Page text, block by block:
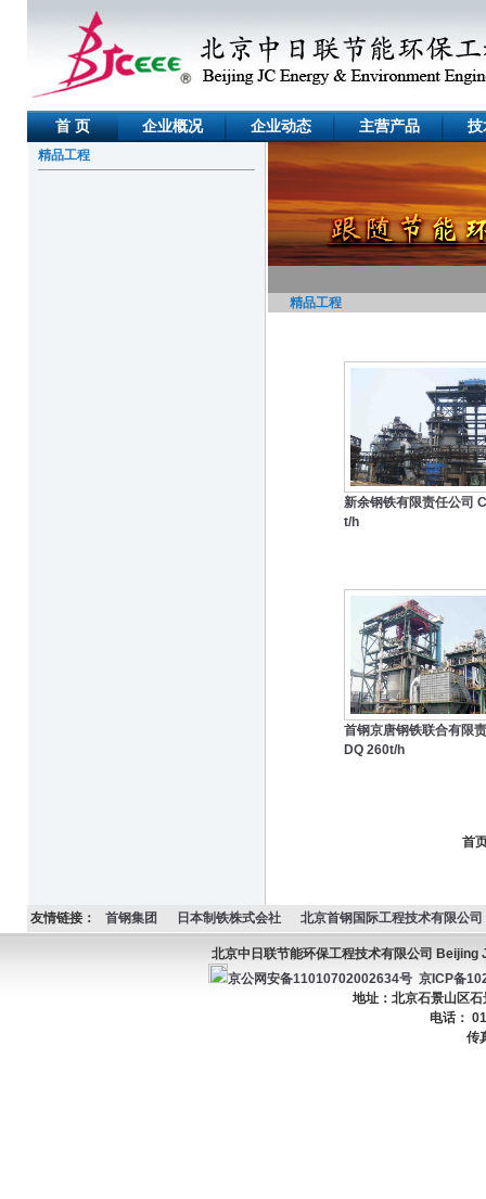
首 页 企业概况 企业动态 主营产品 技
精品工程
精品工程
新余钢铁有限责任公司
t/h
首钢京唐钢铁联合有限
DQ 260t/h
首
友情链接： 首钢集团 日本制铁株式会社 北京首钢国际工程技术有限公司
北京中日联节能环保工程技术有限公司
京公网安备11010702002634号 京ICP备
地址：北京石景山区
电话：
传